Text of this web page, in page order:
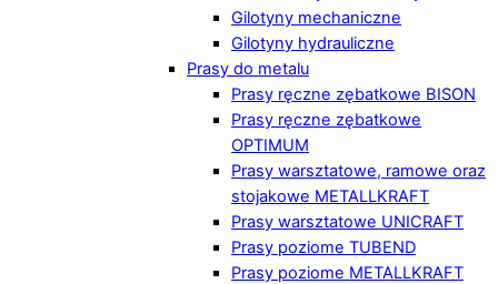
Gilotyny mechaniczne
Gilotyny hydrauliczne
Prasy do metalu
Prasy ręczne zębatkowe BISON
Prasy ręczne zębatkowe
OPTIMUM
Prasy warsztatowe, ramowe oraz
stojakowe METALLKRAFT
Prasy warsztatowe UNICRAFT
Prasy poziome TUBEND
Prasy poziome METALLKRAFT